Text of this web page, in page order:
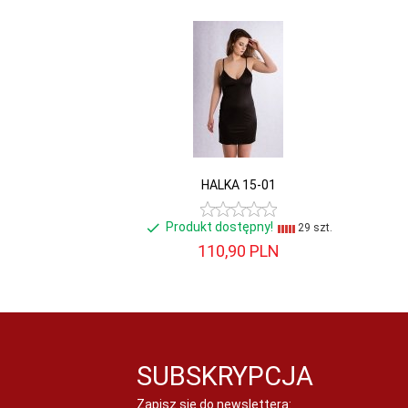
HALKA 15-01
Produkt dostępny! 29 szt.
110,90 PLN
SUBSKRYPCJA
Zapisz się do newslettera: